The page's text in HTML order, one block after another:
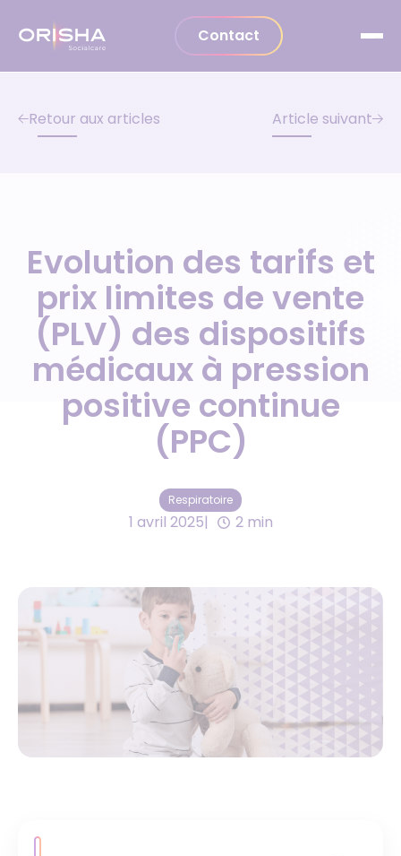
Contact
Retour aux articles Article suivant
Evolution des tarifs et
prix limites de vente
(PLV) des dispositifs
médicaux à pression
positive continue
(PPC)
Respiratoire
1 avril 2025 2 min